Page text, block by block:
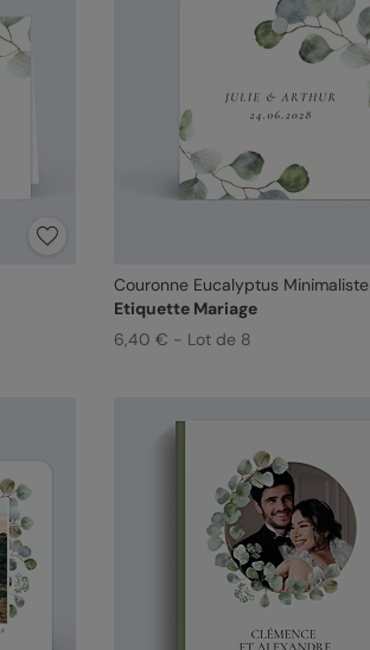
Couronne Eucalyptus Minimaliste
Etiquette Mariage
6,40 € - Lot de 8